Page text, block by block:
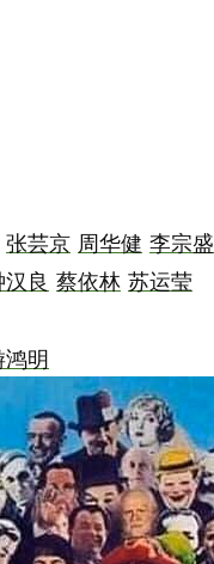
张芸京 周华健 李宗盛
良 蔡依林 苏运莹
鸿明